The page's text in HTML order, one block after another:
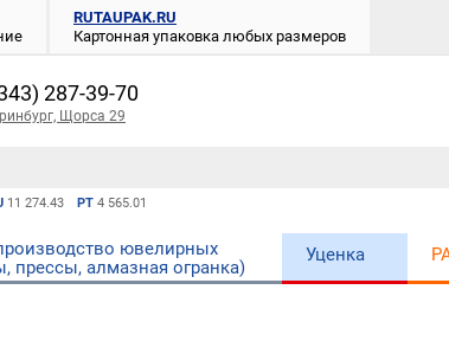
RUTAUPAK.RU
Картонная упаковка любых размеров
11 274.43 PT 4 565.01
287-39-70
Щорса 29
ювелирных
прессы, алмазная огранка)
Уценка